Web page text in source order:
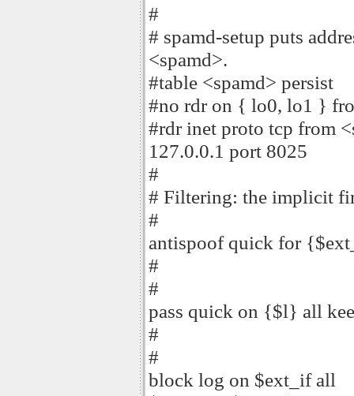
#
# spamd-setup puts
<spamd>.
#table <spamd> persist
#no rdr on { lo0, lo1 }
#rdr inet proto tcp from
127.0.0.1 port 8025
#
# Filtering: the implicit
#
antispoof quick for
#
#
pass quick on {$l} all
#
#
block log on $ext_if all